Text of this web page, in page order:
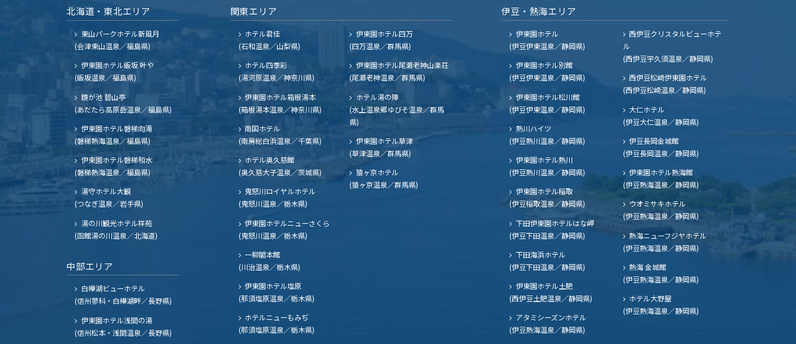
北海道・東北エリア
東山パークホテル新風月
(会津東山温泉／福島県)
伊東園ホテル飯坂 叶や
(飯坂温泉／福島県)
鏡が池 碧山亭
(あだたら高原岳温泉／福島県)
伊東園ホテル磐梯向滝
(磐梯熱海温泉／福島県)
伊東園ホテル磐梯和水
(磐梯熱海温泉／福島県)
湯守ホテル大観
(つなぎ温泉／岩手県)
湯の川観光ホテル祥苑
(函館湯の川温泉／北海道)
中部エリア
白樺湖ビューホテル
(信州蓼科・白樺湖畔／長野県)
伊東園ホテル浅間の湯
(信州松本・浅間温泉／長野県)
関東エリア
ホテル君佳
(石和温泉／山梨県)
ホテル四季彩
(湯河原温泉／神奈川県)
伊東園ホテル箱根湯本
(箱根湯本温泉／神奈川県)
南国ホテル
(南房総白浜温泉／千葉県)
ホテル奥久慈館
(奥久慈大子温泉／茨城県)
鬼怒川ロイヤルホテル
(鬼怒川温泉／栃木県)
伊東園ホテルニューさくら
(鬼怒川温泉／栃木県)
一柳閣本館
(川治温泉／栃木県)
伊東園ホテル塩原
(那須塩原温泉／栃木県)
ホテルニューもみぢ
(那須塩原温泉／栃木県)
伊東園ホテル四万
(四万温泉／群馬県)
伊東園ホテル尾瀬老神山楽荘
(尾瀬老神温泉／群馬県)
ホテル湯の陣
(水上温泉郷ゆびそ温泉／群馬
県)
伊東園ホテル草津
(草津温泉／群馬県)
猿ヶ京ホテル
(猿ヶ京温泉／群馬県)
伊豆・熱海エリア
伊東園ホテル
(伊豆伊東温泉／静岡県)
伊東園ホテル別館
(伊豆伊東温泉／静岡県)
伊東園ホテル松川館
(伊豆伊東温泉／静岡県)
熱川ハイツ
(伊豆熱川温泉／静岡県)
伊東園ホテル熱川
(伊豆熱川温泉／静岡県)
伊東園ホテル稲取
(伊豆稲取温泉／静岡県)
下田伊東園ホテルはな岬
(伊豆下田温泉／静岡県)
下田海浜ホテル
(伊豆下田温泉／静岡県)
伊東園ホテル土肥
(西伊豆土肥温泉／静岡県)
西伊豆クリスタルビューホテ
ル
(西伊豆宇久須温泉／静岡県)
西伊豆松崎伊東園ホテル
(西伊豆松崎温泉／静岡県)
大仁ホテル
(伊豆大仁温泉／静岡県)
伊豆長岡金城館
(伊豆長岡温泉／静岡県)
伊東園ホテル熱海館
(伊豆熱海温泉／静岡県)
ウオミサキホテル
(伊豆熱海温泉／静岡県)
熱海ニューフジヤホテル
(伊豆熱海温泉／静岡県)
熱海 金城館
(伊豆熱海温泉／静岡県)
ホテル大野屋
(伊豆熱海温泉／静岡県)
アタミシーズンホテル
(伊豆熱海温泉／静岡県)